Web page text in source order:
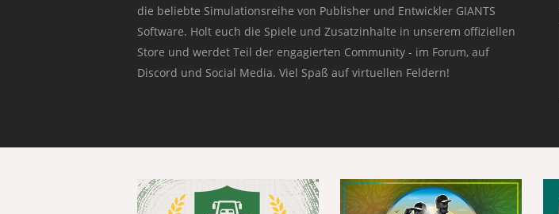
die beliebte Simulationsreihe von Publisher und Entwickler GIANTS
Software. Holt euch die Spiele und Zusatzinhalte in unserem offiziellen
Store und werdet Teil der engagierten Community - im Forum, auf
Discord und Social Media. Viel Spaß auf virtuellen Feldern!